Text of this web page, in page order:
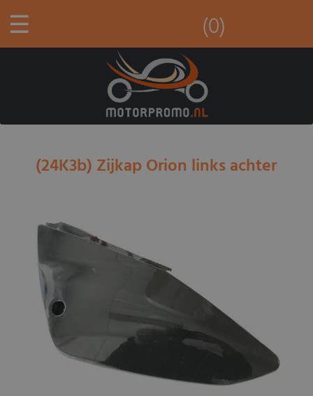
☰ (0)
(24K3b) Zijkap Orion links achter